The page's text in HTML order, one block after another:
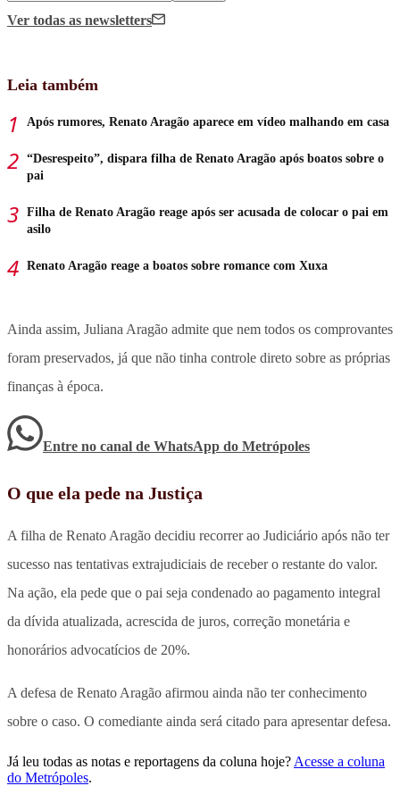
Ver todas as newsletters
Leia também
Após rumores, Renato Aragão aparece em vídeo malhando em casa
“Desrespeito”, dispara filha de Renato Aragão após boatos sobre o
pai
Filha de Renato Aragão reage após ser acusada de colocar o pai em
asilo
Renato Aragão reage a boatos sobre romance com Xuxa
Ainda assim, Juliana Aragão admite que nem todos os comprovantes
foram preservados, já que não tinha controle direto sobre as próprias
finanças à época.
Entre no canal de WhatsApp do Metrópoles
O que ela pede na Justiça
A filha de Renato Aragão decidiu recorrer ao Judiciário após não ter
sucesso nas tentativas extrajudiciais de receber o restante do valor.
Na ação, ela pede que o pai seja condenado ao pagamento integral
da dívida atualizada, acrescida de juros, correção monetária e
honorários advocatícios de 20%.
A defesa de Renato Aragão afirmou ainda não ter conhecimento
sobre o caso. O comediante ainda será citado para apresentar defesa.
Já leu todas as notas e reportagens da coluna hoje? Acesse a coluna
do Metrópoles.